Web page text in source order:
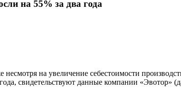
на 55% за два года
на увеличение себестоимости
свидетельствуют данные компании «Эвотор»